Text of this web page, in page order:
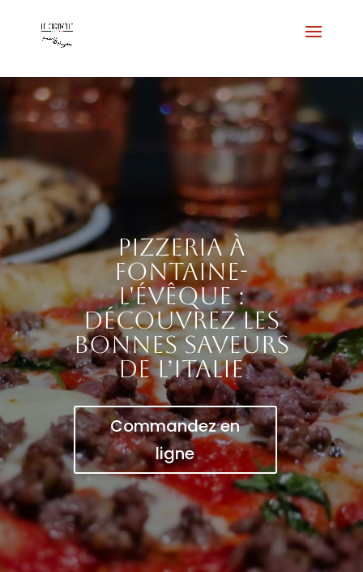
Pizzeria à
Fontaine-
l'Évêque :
découvrez les
bonnes saveurs
de l’Italie
Commandez en
ligne